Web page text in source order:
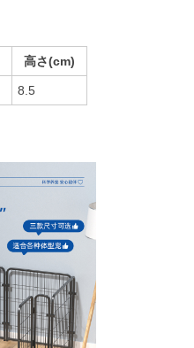
高さ(cm)
8.5